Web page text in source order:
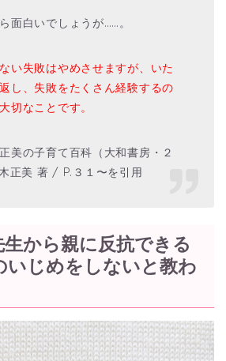
面白いでしょうが……。
い失敗はやめさせますが、いた
し、失敗をたくさん経験するの
切なことです。
美の子育て百科（大和書房・２
正美 著 / P.３１〜を引用
から親に反抗できる
いじめをしないと教わ